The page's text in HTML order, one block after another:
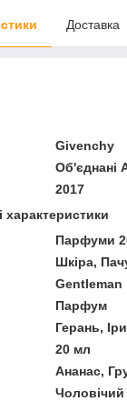
Доставка
Givenchy
Об'єднані
2017
характеристики
Парфуми
Шкіра,
Gentleman
Парфум
Герань,
20 мл
Ананас,
Чоловічий